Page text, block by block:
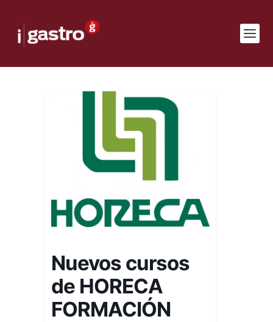
Nuevos cursos
de HORECA
FORMACIÓN